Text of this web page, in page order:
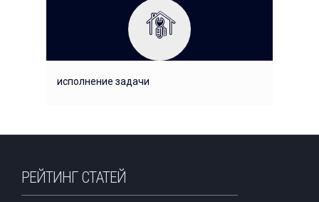
исполнение задачи
РЕЙТИНГ СТАТЕЙ